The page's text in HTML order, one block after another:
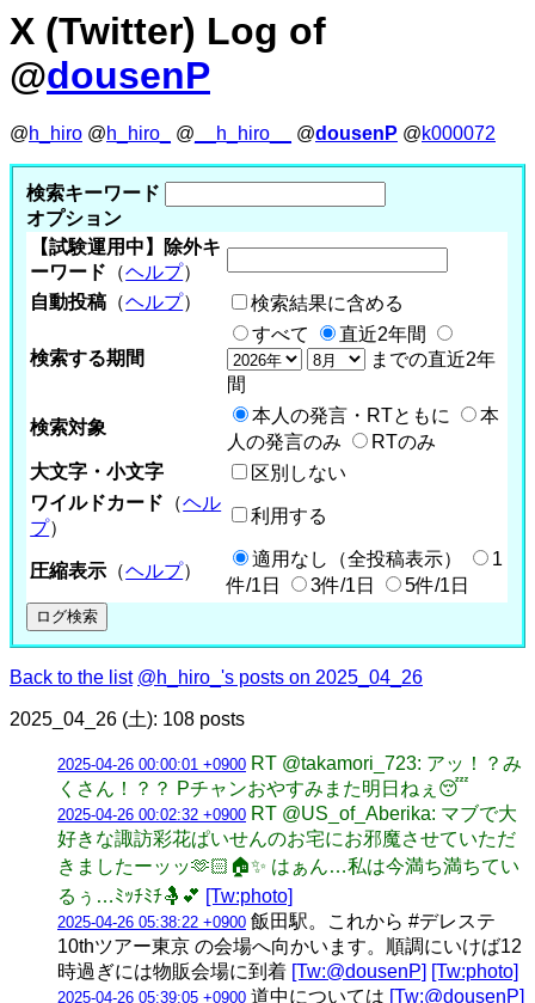
X (Twitter) Log of
@dousenP
@h_hiro @h_hiro_ @ __h_hiro__ @dousenP @k000072
検索キーワード
オプション
【試験運用中】除外キ
ーワード （ヘルプ）
自動投稿 （ヘルプ） 検索結果に含める
検索する期間
すべて
直近2年間
までの直近2年
間
検索対象
本人の発言・RTともに
本
人の発言のみ
RTのみ
大文字・小文字
区別しない
ワイルドカード （ヘル
プ）
利用する
圧縮表示 （ヘルプ）
適用なし（全投稿表示）
1
件/1日
3件/1日 5件/1日
Back to the list @h_hiro_'s posts on 2025_04_26
2025_04_26 (土): 108 posts
2025-04-26 00:00:01 +0900 RT @takamori_723: アッ！？み
くさん！？？ Pチャンおやすみまた明日ねぇ😴
2025-04-26 00:02:32 +0900 RT @US_of_Aberika: マブで大
好きな諏訪彩花ぱいせんのお宅にお邪魔させていただ
きましたーッッ🫶🏻🏠✨ はぁん…私は今満ち満ちてい
るぅ…ﾐｯﾁﾐﾁ🤱💕 [Tw:photo]
2025-04-26 05:38:22 +0900 飯田駅。これから #デレステ
10thツアー東京 の会場へ向かいます。順調にいけば12
時過ぎには物販会場に到着 [Tw:@dousenP] [Tw:photo]
2025-04-26 05:39:05 +0900 道中については [Tw:@dousenP]